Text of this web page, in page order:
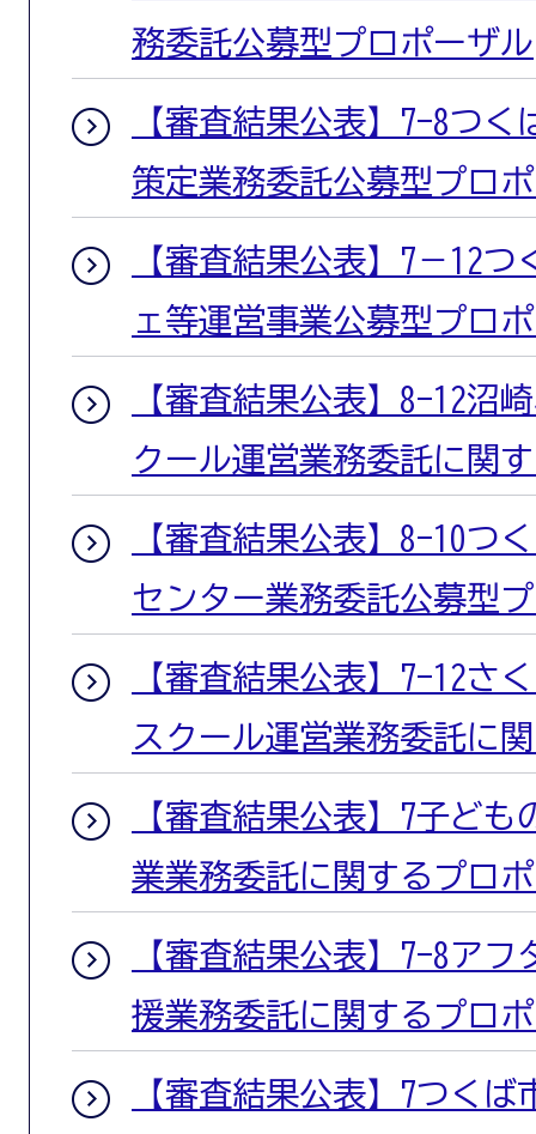
務委託公募型プロポーザル
【審査結果公表】7-8つ
策定業務委託公募型プロ
【審査結果公表】7－12
ェ等運営事業公募型プロ
【審査結果公表】8-12沼
クール運営業務委託に関
【審査結果公表】8-10つ
センター業務委託公募型
【審査結果公表】7-12さ
スクール運営業務委託に
【審査結果公表】7子ど
業業務委託に関するプロ
【審査結果公表】7-8ア
援業務委託に関するプロ
【審査結果公表】7つく